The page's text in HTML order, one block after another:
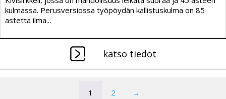
kulmassa. Perusversiossa työpöydän kallistuskulma on 85
astetta ilma...
katso tiedot
1 2 →